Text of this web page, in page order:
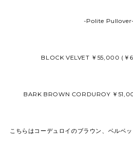
-Polite Pullover-
BLOCK VELVET ￥55,000 (￥
BARK BROWN CORDUROY ￥
こちらはコーデュロイのブラウン、ベルベ